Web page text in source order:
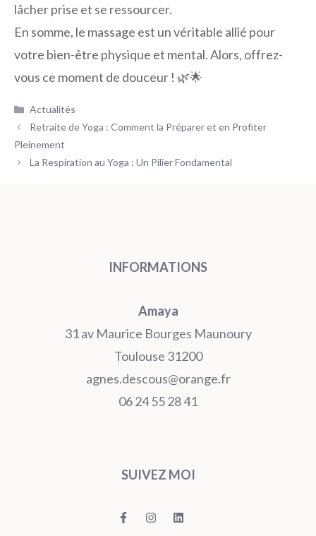
lâcher prise et se ressourcer.
En somme, le massage est un véritable allié pour
votre bien-être physique et mental. Alors, offrez-
vous ce moment de douceur ! 🌿🌟
Catégories
Actualités
Retraite de Yoga : Comment la Préparer et en Profiter
Pleinement
La Respiration au Yoga : Un Pilier Fondamental
INFORMATIONS
Amaya
31 av Maurice Bourges Maunoury
Toulouse 31200
agnes.descous@orange.fr
06 24 55 28 41
SUIVEZ MOI